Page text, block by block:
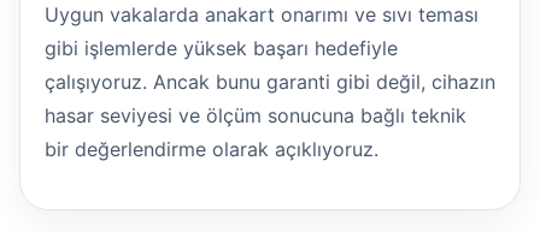
Uygun vakalarda anakart onarımı ve sıvı teması
gibi işlemlerde yüksek başarı hedefiyle
çalışıyoruz. Ancak bunu garanti gibi değil, cihazın
hasar seviyesi ve ölçüm sonucuna bağlı teknik
bir değerlendirme olarak açıklıyoruz.